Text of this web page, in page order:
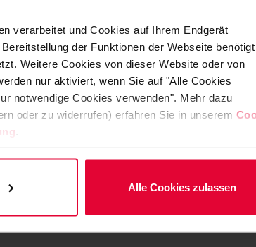
verarbeitet und Cookies auf Ihrem Endgerät
der Funktionen der Webseite benötigt
Weitere Cookies von dieser Website oder von
nur aktiviert, wenn Sie auf "Alle Cookies
notwendige Cookies verwenden". Mehr dazu
oder zu widerrufen) erfahren Sie in unserem
Alle Cookies zulassen
extremen Belastungen standhalten –
reicht dafür oft nicht aus.
über Jahre hinweg.
im Überblick: